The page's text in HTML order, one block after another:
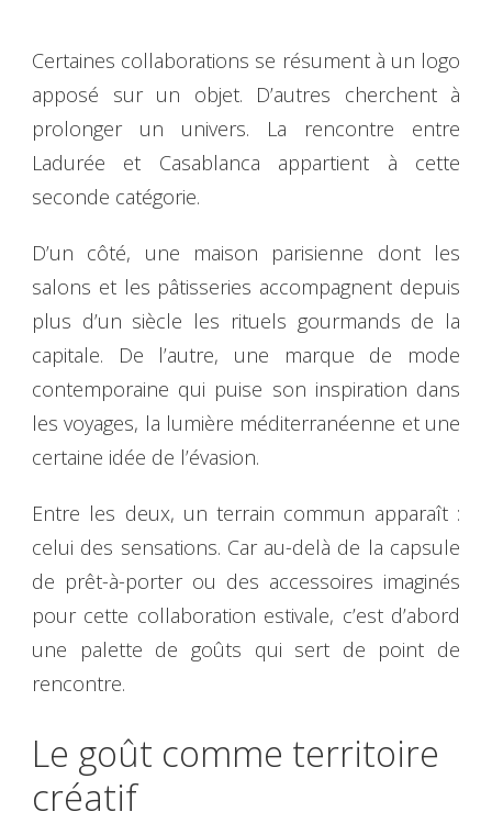
Certaines collaborations se résument à un logo
apposé sur un objet. D’autres cherchent à
prolonger un univers. La rencontre entre
Ladurée et Casablanca appartient à cette
seconde catégorie.
D’un côté, une maison parisienne dont les
salons et les pâtisseries accompagnent depuis
plus d’un siècle les rituels gourmands de la
capitale. De l’autre, une marque de mode
contemporaine qui puise son inspiration dans
les voyages, la lumière méditerranéenne et une
certaine idée de l’évasion.
Entre les deux, un terrain commun apparaît :
celui des sensations. Car au-delà de la capsule
de prêt-à-porter ou des accessoires imaginés
pour cette collaboration estivale, c’est d’abord
une palette de goûts qui sert de point de
rencontre.
Le goût comme territoire
créatif